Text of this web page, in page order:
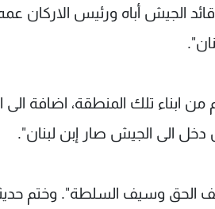
الجيش أباه ورئيس الاركان
ابناء تلك المنطقة، اضافة الى
دخل الى الجيش صار إبن لبنان".
الحق وسيف السلطة". وختم